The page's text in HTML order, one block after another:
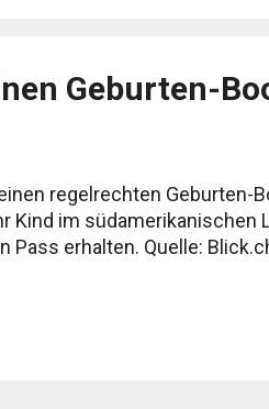
Geburten-
regelrechten Geburten-
Kind im südamerikanischen
Pass erhalten. Quelle: